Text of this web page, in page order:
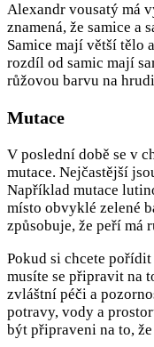
Alexandr vousatý má
znamená, že samice a
Samice mají větší tělo
rozdíl od samic mají
růžovou barvu na
Mutace
V poslední době se v
mutace. Nejčastější
Například mutace
místo obvyklé zelené
způsobuje, že peří má
Pokud si chcete
musíte se připravit na
zvláštní péči a
potravy, vody a
být připraveni na to,